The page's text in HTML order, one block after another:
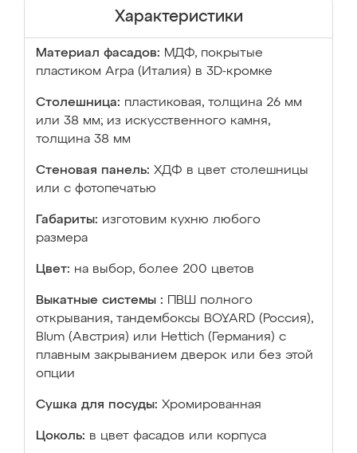
Характеристики
Материал фасадов: МДФ, покрытые
пластиком Arpa (Италия) в 3D-кромке
Столешница: пластиковая, толщина 26 мм
или 38 мм; из искусственного камня,
толщина 38 мм
Стеновая панель: ХДФ в цвет столешницы
или с фотопечатью
Габариты: изготовим кухню любого
размера
Цвет: на выбор, более 200 цветов
Выкатные системы :
ПВШ полного
открывания, тандембоксы BOYARD (Россия),
Blum (Австрия) или Hettich (Германия) с
плавным закрыванием дверок или без этой
опции
Сушка для посуды: Хромированная
Цоколь: в цвет фасадов или корпуса